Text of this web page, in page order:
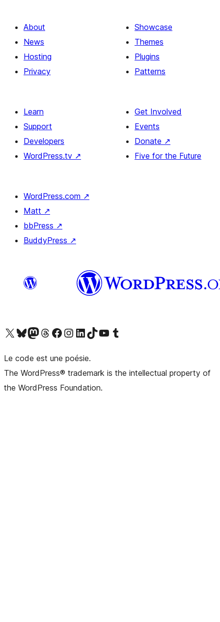
About
News
Hosting
Privacy
Showcase
Themes
Plugins
Patterns
Learn
Support
Developers
WordPress.tv ↗
Get Involved
Events
Donate ↗
Five for the Future
WordPress.com ↗
Matt ↗
bbPress ↗
BuddyPress ↗
Visit our X (formerly Twitter) account
Visit our Bluesky account
Visit our Mastodon account
Visit our Threads account
Visit our Facebook pageVisit our Instagram account
Visit our LinkedIn account
Visit our TikTok account
Visit our YouTube channel
Visit our Tumblr account
Le code est une poésie.
The WordPress® trademark is the intellectual property of
the WordPress Foundation.